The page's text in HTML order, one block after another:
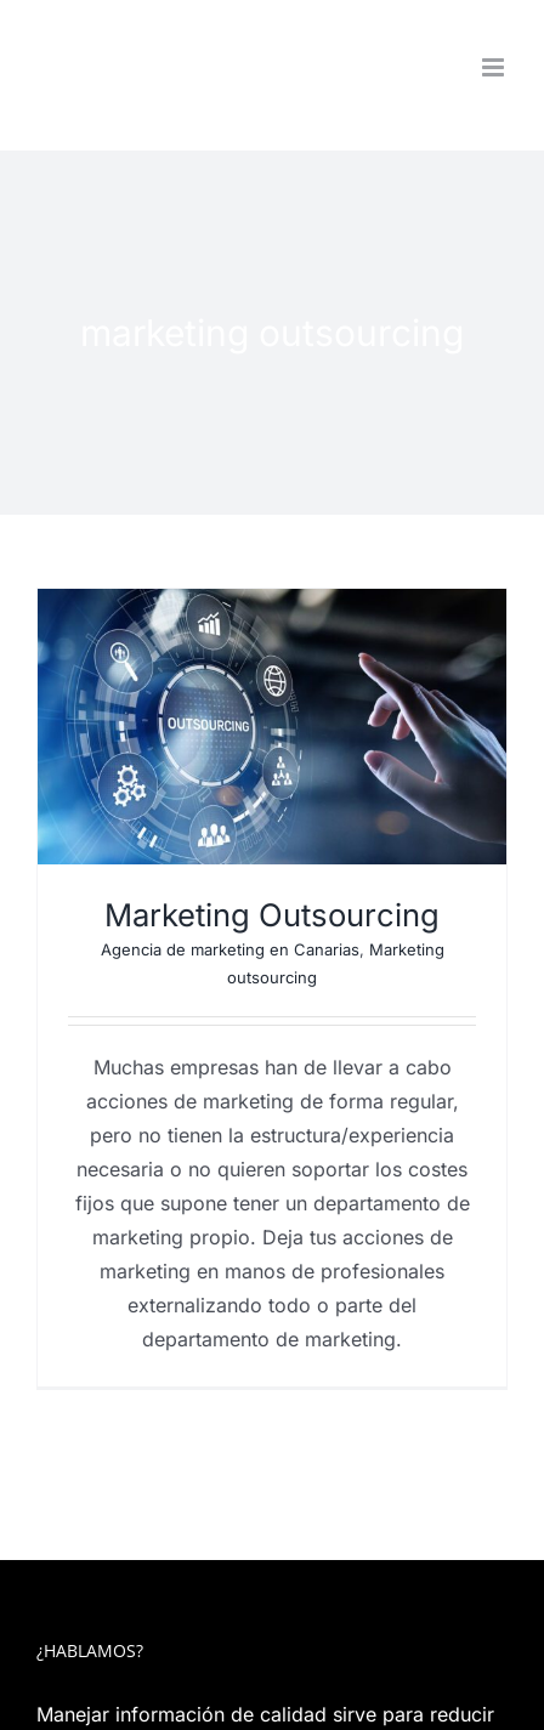
Marketing Outsourcing
Agencia de marketing en Canarias, Marketing
outsourcing
Muchas empresas han de llevar a cabo
acciones de marketing de forma regular,
pero no tienen la estructura/experiencia
necesaria o no quieren soportar los costes
fijos que supone tener un departamento de
marketing propio. Deja tus acciones de
marketing en manos de profesionales
externalizando todo o parte del
departamento de marketing.
¿HABLAMOS?
Manejar información de calidad sirve para reducir